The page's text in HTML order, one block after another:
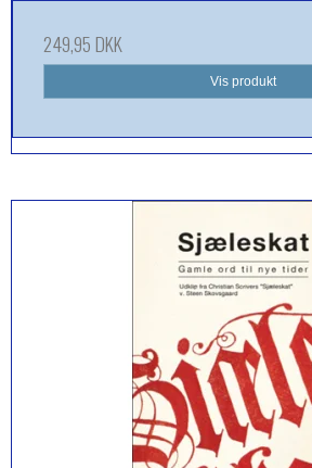
249,95 DKK
Vis produkt